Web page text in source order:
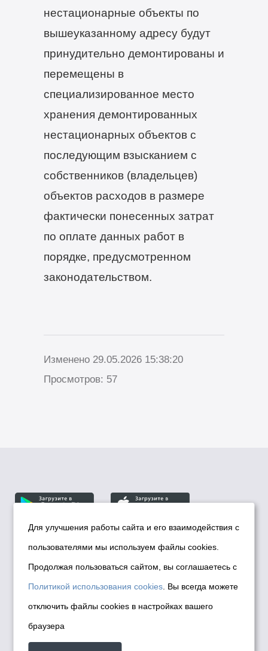
нестационарные объекты по
вышеуказанному адресу будут
принудительно демонтированы и
перемещены в
специализированное место
хранения демонтированных
нестационарных объектов с
последующим взысканием с
собственников (владельцев)
объектов расходов в размере
фактически понесенных затрат
по оплате данных работ в
порядке, предусмотренном
законодательством.
Изменено 29.05.2026 15:38:20
Просмотров: 57
© Департамент информационной политики мэрии
города Новосибирска, 2026
Политика использования Cookies
Политика по обработке персональных
данных в информационных системах
мэрии города Новосибирска
Техническая поддержка сайта -
Для улучшения работы сайта и его взаимодействия с
пользователями мы используем файлы cookies.
Продолжая пользоваться сайтом, вы соглашаетесь с
Политикой использования cookies . Вы всегда можете
отключить файлы cookies в настройках вашего
браузера